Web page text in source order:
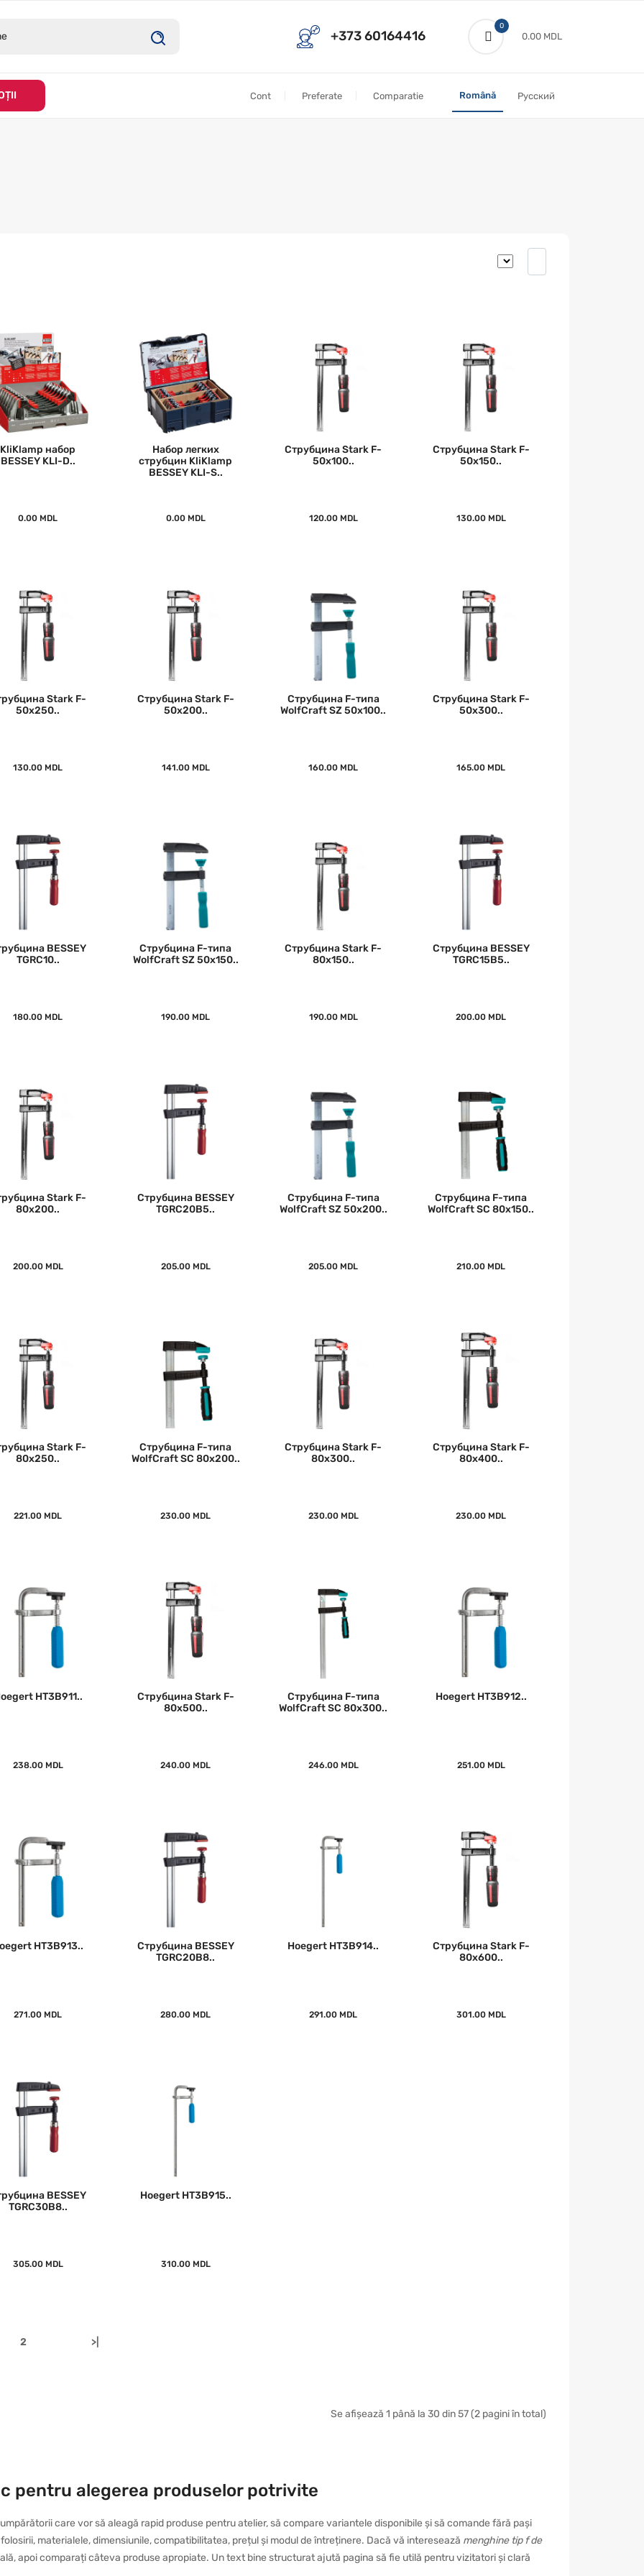
+373 60164416
0
0.00 MDL
Cont Preferate Comparatie Română Русский
KliKlamp набор
BESSEY KLI-D..
0.00 MDL
Набор легких
струбцин KliKlamp
BESSEY KLI-S..
0.00 MDL
Струбцина Stark F-
50x100..
120.00 MDL
Струбцина Stark F-
50x150..
130.00 MDL
Stark F-
50x250..
130.00 MDL
Струбцина Stark F-
50x200..
141.00 MDL
Струбцина F-типа
WolfCraft SZ 50x100..
160.00 MDL
Струбцина Stark F-
50x300..
165.00 MDL
BESSEY
TGRC10..
180.00 MDL
Струбцина F-типа
WolfCraft SZ 50x150..
190.00 MDL
Струбцина Stark F-
80x150..
190.00 MDL
Струбцина BESSEY
TGRC15B5..
200.00 MDL
Stark F-
80x200..
200.00 MDL
Струбцина BESSEY
TGRC20B5..
205.00 MDL
Струбцина F-типа
WolfCraft SZ 50x200..
205.00 MDL
Струбцина F-типа
WolfCraft SC 80x150..
210.00 MDL
Stark F-
80x250..
221.00 MDL
Струбцина F-типа
WolfCraft SC 80x200..
230.00 MDL
Струбцина Stark F-
80x300..
230.00 MDL
Струбцина Stark F-
80x400..
230.00 MDL
HT3B911..
238.00 MDL
Струбцина Stark F-
80x500..
240.00 MDL
Струбцина F-типа
WolfCraft SC 80x300..
246.00 MDL
Hoegert HT3B912..
251.00 MDL
HT3B913..
271.00 MDL
Струбцина BESSEY
TGRC20B8..
280.00 MDL
Hoegert HT3B914..
291.00 MDL
Струбцина Stark F-
80x600..
301.00 MDL
BESSEY
TGRC30B8..
305.00 MDL
Hoegert HT3B915..
310.00 MDL
2 >|
Se afișează 1 până la 30 din 57 (2 pagini în total)
pentru alegerea produselor potrivite
care vor să aleagă rapid produse pentru atelier, să compare variantele disponibile și să comande fără pași
materialele, dimensiunile, compatibilitatea, prețul și modul de întreținere. Dacă vă interesează menghine tip f de
apoi comparați câteva produse apropiate. Un text bine structurat ajută pagina să fie utilă pentru vizitatori și clară